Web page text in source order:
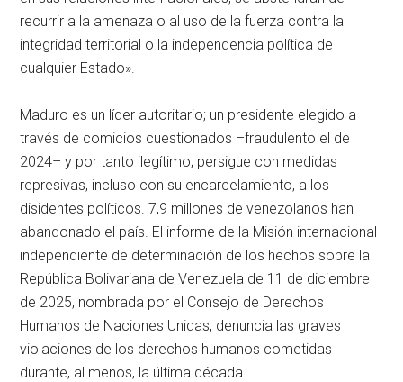
recurrir a la amenaza o al uso de la fuerza contra la
integridad territorial o la independencia política de
cualquier Estado».
Maduro es un líder autoritario; un presidente elegido a
través de comicios cuestionados –fraudulento el de
2024– y por tanto ilegítimo; persigue con medidas
represivas, incluso con su encarcelamiento, a los
disidentes políticos. 7,9 millones de venezolanos han
abandonado el país. El informe de la Misión internacional
independiente de determinación de los hechos sobre la
República Bolivariana de Venezuela de 11 de diciembre
de 2025, nombrada por el Consejo de Derechos
Humanos de Naciones Unidas, denuncia las graves
violaciones de los derechos humanos cometidas
durante, al menos, la última década.